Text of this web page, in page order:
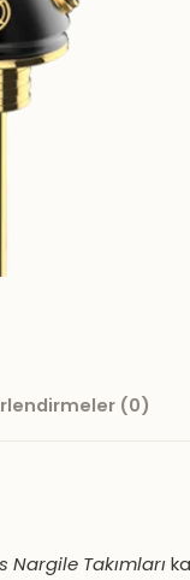
(0)
Nargile Takımları